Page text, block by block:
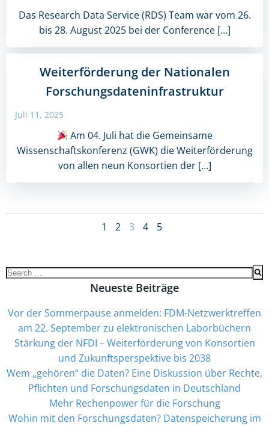
Das Research Data Service (RDS) Team war vom 26.
bis 28. August 2025 bei der Conference […]
Weiterförderung der Nationalen
Forschungsdateninfrastruktur
Juli 11, 2025
Am 04. Juli hat die Gemeinsame
Wissenschaftskonferenz (GWK) die Weiterförderung
von allen neun Konsortien der […]
Posts
navigation
Page
1 Page
2 Page
3 Page
4 Page
5
Search
Neueste Beiträge
Vor der Sommerpause anmelden: FDM-Netzwerktreffen
am 22. September zu elektronischen Laborbüchern
Stärkung der NFDI – Weiterförderung von Konsortien
und Zukunftsperspektive bis 2038
Wem „gehören“ die Daten? Eine Diskussion über Rechte,
Pflichten und Forschungsdaten in Deutschland
Mehr Rechenpower für die Forschung
­Wohin mit den Forschungsdaten? Datenspeicherung im